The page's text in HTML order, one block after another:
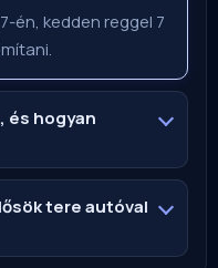
én, kedden reggel 7
és hogyan
tere autóval